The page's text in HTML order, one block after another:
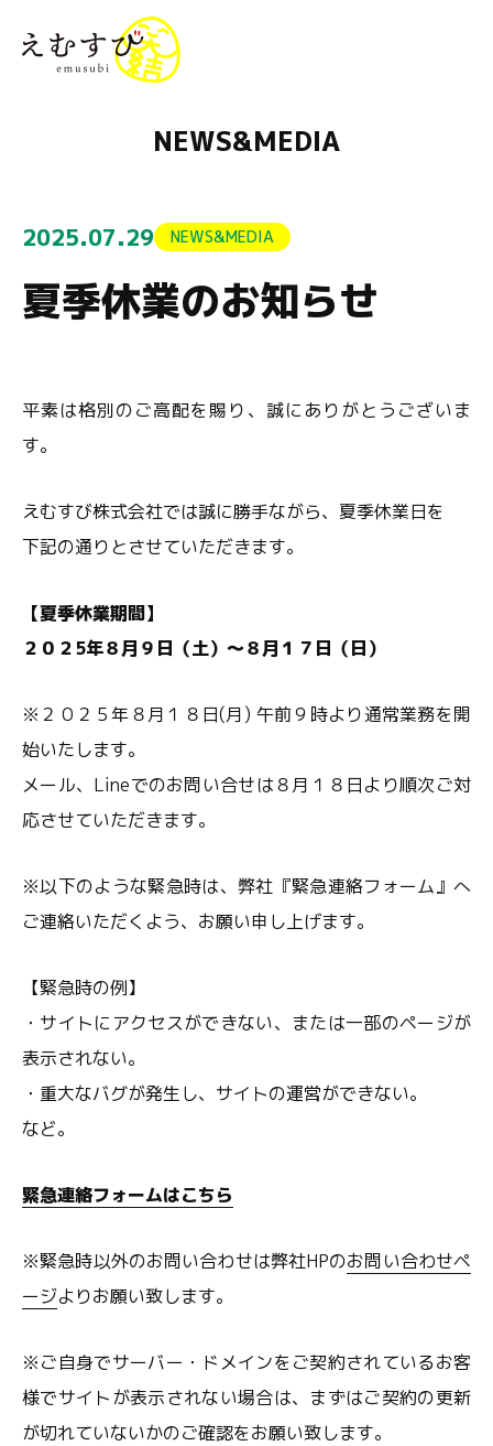
NEWS&MEDIA
2025.07.29 NEWS&MEDIA
夏季休業のお知らせ
平素は格別のご高配を賜り、誠にありがとうございま
す。
えむすび株式会社では誠に勝手ながら、夏季休業日を
下記の通りとさせていただきます。
【夏季休業期間】
２０２5年８月９日（土）～８月１７日（日）
※２０２５年８月１８日(月) 午前９時より通常業務を開
始いたします。
メール、Lineでのお問い合せは８月１８日より順次ご対
応させていただきます。
※以下のような緊急時は、弊社『緊急連絡フォーム』へ
ご連絡いただくよう、お願い申し上げます。
【緊急時の例】
・サイトにアクセスができない、または一部のページが
表示されない。
・重大なバグが発生し、サイトの運営ができない。
など。
緊急連絡フォームはこちら
※緊急時以外のお問い合わせは弊社HPのお問い合わせペ
ージよりお願い致します。
※ご自身でサーバー・ドメインをご契約されているお客
様でサイトが表示されない場合は、まずはご契約の更新
が切れていないかのご確認をお願い致します。